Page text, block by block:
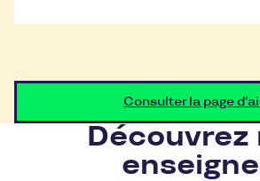
Consulter la page
Découvrez